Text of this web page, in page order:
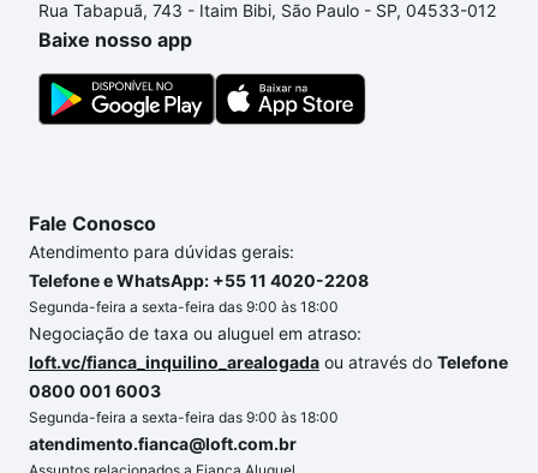
processo de compra, veja em nosso portal quanto
custa comprar um apartamento
gente para comprar o imóvel dos seus sonhos com
segurança e conforto. Loft, com você até as
Rua Tabapuã, 743 - Itaim Bibi, São Paulo - SP, 04533-012
Baixe nosso app
Fale Conosco
Atendimento para dúvidas gerais:
Telefone e WhatsApp: +55 11 4020-2208
Segunda-feira a sexta-feira das 9:00 às 18:00
Negociação de taxa ou aluguel em atraso:
loft.vc/fianca_inquilino_arealogada ou através do Telefone
0800 001 6003
Segunda-feira a sexta-feira das 9:00 às 18:00
atendimento.fianca@loft.com.br